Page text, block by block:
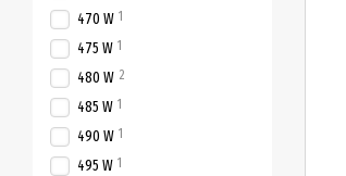
470 W 1
475 W 1
480 W 2
485 W 1
490 W 1
495 W 1